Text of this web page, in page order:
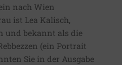
nach Wien
ist Lea Kalisch,
und bekannt als die
(ein Portrait
Sie in der Ausgabe